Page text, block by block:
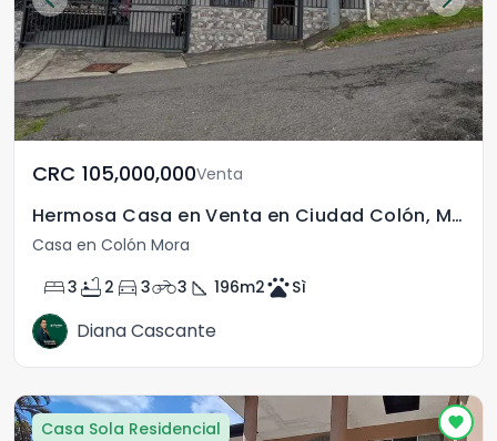
CRC	105,000,000Venta
Hermosa Casa en Venta en Ciudad Colón, Mora San José.
Casa en Colón Mora
bed3 bathtub 2 directions_car 3motorcycle3 square_foot 196m2petsSì
Diana Cascante
Casa Sola Residencial